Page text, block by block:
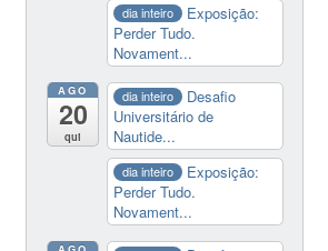
dia inteiro
Exposição:
Perder Tudo.
Novament...
AGO
20
qui
dia inteiro
Desafio
Universitário de
Nautide...
dia inteiro
Exposição:
Perder Tudo.
Novament...